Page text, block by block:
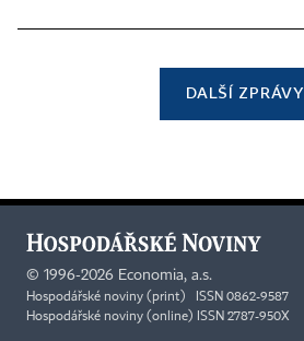
DALŠÍ ZPRÁVY
© 1996-2026 Economia, a.s.
Hospodářské noviny (print) ISSN 0862-9587
Hospodářské noviny (online) ISSN 2787-950X